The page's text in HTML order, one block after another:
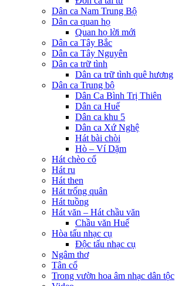
Dân ca Nam Trung Bộ
Dân ca quan họ
Quan họ lời mới
Dân ca Tây Bắc
Dân ca Tây Nguyên
Dân ca trữ tình
Dân ca trữ tình quê hương
Dân ca Trung bộ
Dân Ca Bình Trị Thiên
Dân ca Huế
Dân ca khu 5
Dân ca Xứ Nghệ
Hát bài chòi
Hò – Ví Dặm
Hát chèo cổ
Hát ru
Hát then
Hát trống quân
Hát tuồng
Hát văn – Hát chầu văn
Chầu văn Huế
Hòa tấu nhạc cụ
Độc tấu nhạc cụ
Ngâm thơ
Tân cổ
Trong vườn hoa âm nhạc dân tộc